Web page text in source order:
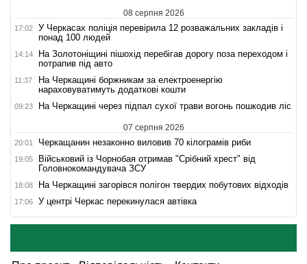
08 серпня 2026
17:02
У Черкасах поліція перевірила 12 розважальних закладів і
понад 100 людей
14:14
На Золотоніщині пішохід перебігав дорогу поза переходом і
потрапив під авто
11:37
На Черкащині боржникам за електроенергію
нараховуватимуть додаткові кошти
09:23 На Черкащині через підпал сухої трави вогонь пошкодив ліс
07 серпня 2026
20:01 Черкащанин незаконно виловив 70 кілограмів риби
19:05
Військовий із Чорнобая отримав "Срібний хрест" від
Головнокомандувача ЗСУ
18:08 На Черкащині загорівся полігон твердих побутових відходів
17:06 У центрі Черкас перекинулася автівка